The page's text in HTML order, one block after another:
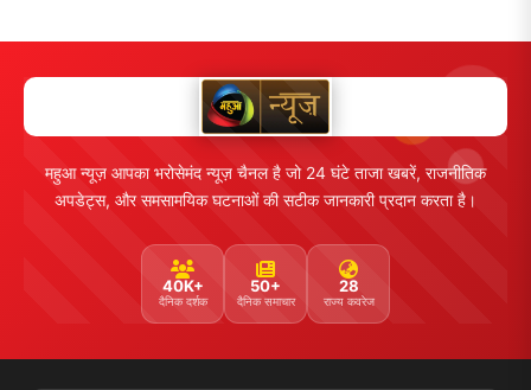
महुआ न्यूज़ आपका भरोसेमंद न्यूज़ चैनल है जो 24 घंटे ताजा खबरें, राजनीतिक
अपडेट्स, और समसामयिक घटनाओं की सटीक जानकारी प्रदान करता है।
40K+
दैनिक दर्शक
50+
दैनिक समाचार
28
राज्य कवरेज